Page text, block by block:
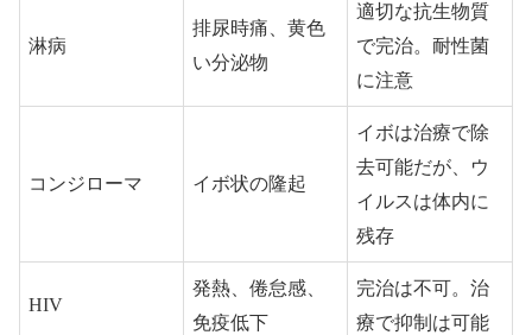
淋病
排尿時痛、黄色
い分泌物
適切な抗生物質
で完治。耐性菌
に注意
コンジローマ イボ状の隆起
イボは治療で除
去可能だが、ウ
イルスは体内に
残存
HIV
発熱、倦怠感、
免疫低下
完治は不可。治
療で抑制は可能